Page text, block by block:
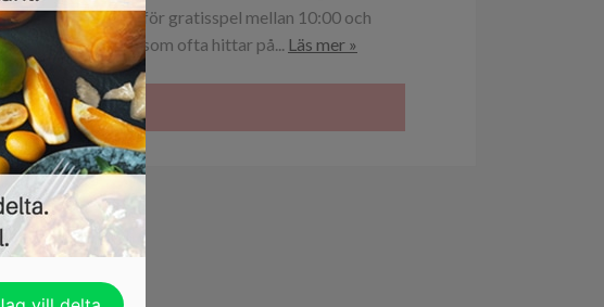
den håller öppen för gratisspel mellan 10:00 och
Kul i Malmö, som ofta hittar på... Läs mer »
LÄS MER HÄR »